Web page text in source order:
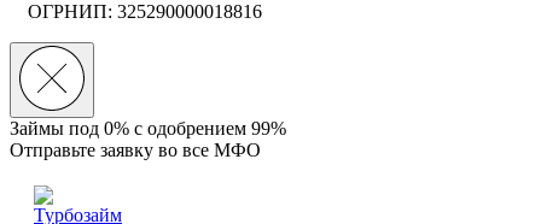
ОГРНИП: 325290000018816
Займы под 0% с одобрением 99%
Отправьте заявку во все МФО